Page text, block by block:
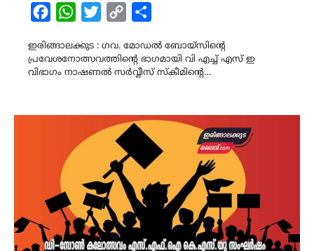
FacebookWhatsAppTwitterCopy
ഇരിങ്ങാലക്കുട : ഗവ. മോഡൽ ബോയ്സിൻ്റെ
പ്രവേശനോത്സവത്തിൻ്റെ ഭാഗമായി വി എച്ച് എസ് ഇ
വിഭാഗം നാഷണൽ സർവ്വീസ് സ്കീമിൻ്റെ…